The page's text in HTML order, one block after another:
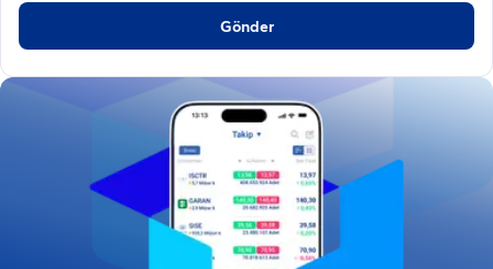
Gönder